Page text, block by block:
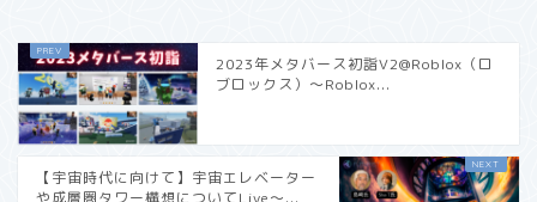
2023年メタバース初詣V2@Roblox（ロ
ブロックス）〜Roblox...
【宇宙時代に向けて】宇宙エレベーター